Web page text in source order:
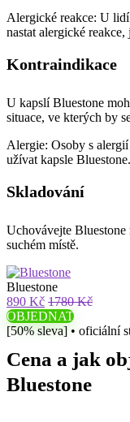
Alergické reakce: U
nastat alergické
Kontraindikace
U kapslí Bluestone
situace, ve kterých by
Alergie: Osoby s
užívat kapsle Bluestone.
Skladování
Uchovávejte Bluestone
suchém místě.
Bluestone
890 Kč 1780 Kč
OBJEDNAT
[50% sleva] • oficiální
Cena a jak
Bluestone